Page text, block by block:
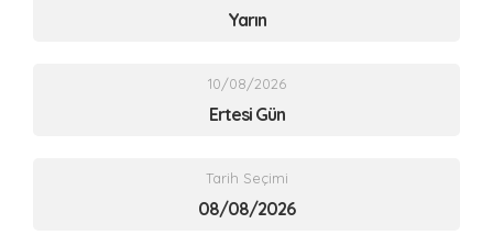
Yarın
10/08/2026
Ertesi Gün
Tarih Seçimi